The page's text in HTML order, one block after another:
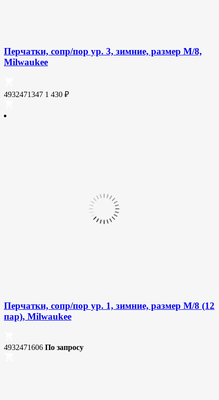
Перчатки, сопр/пор ур. 3, зимние, размер M/8,
Milwaukee
4932471347 1 430 ₽
Перчатки, сопр/пор ур. 1, зимние, размер M/8 (12
пар), Milwaukee
4932471606 По запросу